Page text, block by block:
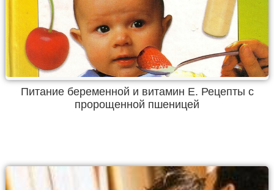
Питание беременной и витамин Е. Рецепты с
пророщенной пшеницей